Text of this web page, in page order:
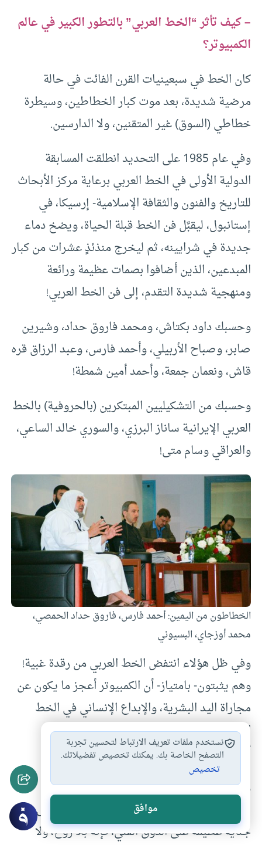
– كيف تأثر “الخط العربي” بالتطور الكبير في عالم
الكمبيوتر؟
كان الخط في سبعينيات القرن الفائت في حالة
مرضية شديدة، بعد موت كبار الخطاطين، وسيطرة
خطاطي (السوق) غير المتقنين، ولا الدارسين.
وفي عام 1985 على التحديد انطلقت المسابقة
الدولية الأولى في الخط العربي برعاية مركز الأبحاث
للتاريخ والفنون والثقافة الإسلامية- إرسيكا، في
إستانبول، ليقبَّل فن الخط قبلة الحياة، ويضخ دماء
جديدة في شرايينه، ثم ليخرج منذئذٍ عشرات من كبار
المبدعين، الذين أضافوا بصمات عظيمة ورائعة
ومنهجية شديدة التقدم، إلى فن الخط العربي!
وحسبك داود بكتاش، ومحمد فاروق حداد، وشيرين
صابر، وصباح الأربيلي، وأحمد فارس، وعبد الرزاق قره
قاش، ونعمان جمعة، وأحمد أمين شمطة!
وحسبك من التشكيليين المبتكرين (بالحروفية) بالخط
العربي الإيرانية ساناز البرزي، والسوري خالد الساعي،
والعراقي وسام متى!
الخطاطون من اليمين: أحمد فارس، فاروق حداد الحمصي،
محمد أوزجاي، البسيوني
وفي ظل هؤلاء انتفض الخط العربي من رقدة غبية!
وهم يثبتون- بامتياز- أن الكمبيوتر أعجز ما يكون عن
مجاراة اليد البشرية، والإبداع الإنساني في الخط
العربي، وإن كانوا يستعينون به في تنفيذ بعض
أعمالهم، لكن أيديهم وفنهم هما الأساس.
وأكثر استعمال الكمبيوتر الآن صار في لافتات
الشوارع، وعناوين الصحف والمجلات، وقد جنى
جناية عظيمة على الذوق الفني؛ فإنه بلا روح، ولا
نستخدم ملفات تعريف الارتباط لتحسين تجربة
التصفح الخاصة بك. يمكنك تخصيص تفضيلاتك.
تخصيص
موافق